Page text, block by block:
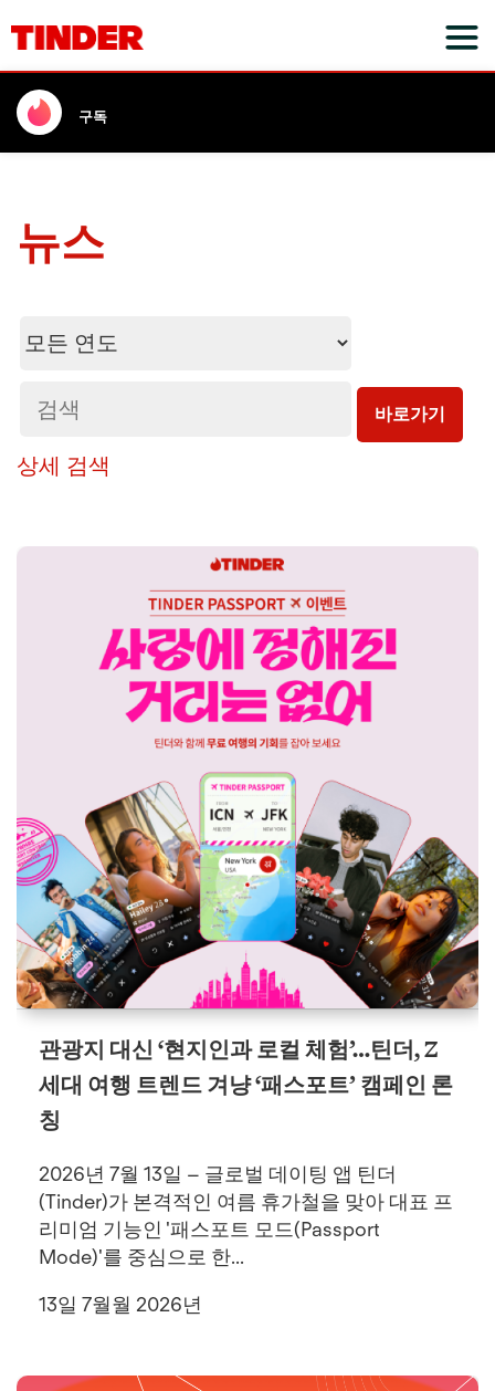
구독
뉴스
Year
드
바로가기
상세 검색
관광지 대신 ‘현지인과 로컬 체험’…틴더, Z
세대 여행 트렌드 겨냥 ‘패스포트’ 캠페인 론
칭
2026년 7월 13일 – 글로벌 데이팅 앱 틴더
(Tinder)가 본격적인 여름 휴가철을 맞아 대표 프
리미엄 기능인 '패스포트 모드(Passport
Mode)'를 중심으로 한...
13일 7월월 2026년